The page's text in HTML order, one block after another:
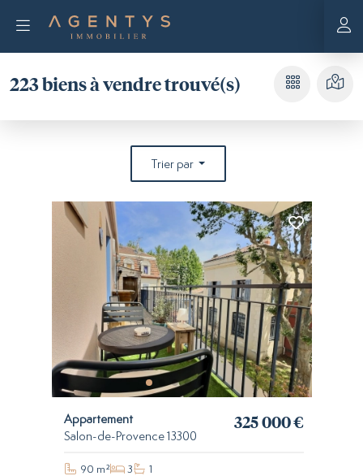
223biens à vendre trouvé(s)
Trier par
Appartement
Salon-de-Provence 13300
325 000 €
90 m² 3 1